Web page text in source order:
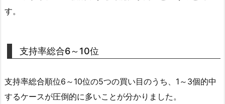
す。
支持率総合6～10位
支持率総合順位6～10位の5つの買い目のうち、1～3個的中
するケースが圧倒的に多いことが分かりました。